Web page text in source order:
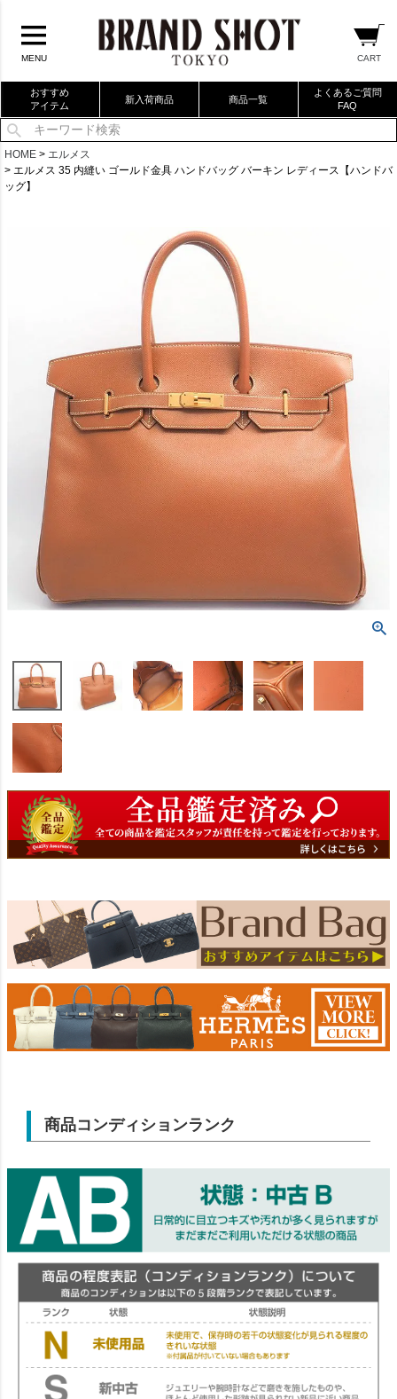
MENU CART
おすすめ
アイテム
新入荷商品 商品一覧
よくあるご質問
FAQ
当店厳選ブランドバック
当店厳選ブランドジュエリー
ブランドリングコレクション
HOME
エルメス
エルメス 35 内縫い ゴールド金具 ハンドバッグ バーキン レディース【ハンドバ
ッグ】
商品コンディションランク